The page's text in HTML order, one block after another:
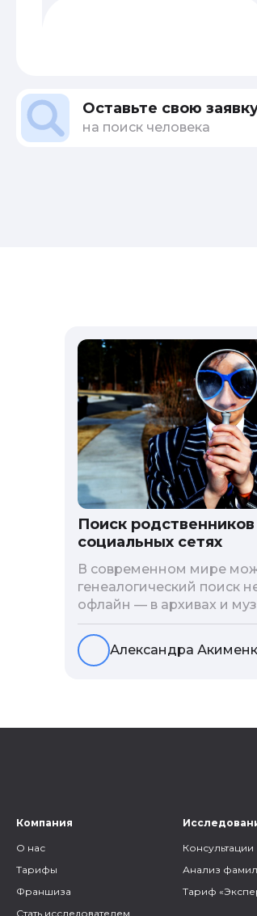
Оставьте свою
на поиск человека
Поиск родственников
социальных сетях
В современном мире
генеалогический поиск
офлайн — в архивах и
воспользоваться
мы расскажем вам как и в
социальных сетях можно
то, как грамотно
Александра
Компания
О нас
Тарифы
Франшиза
Стать исследователем
Консультации
Анализ
Тариф